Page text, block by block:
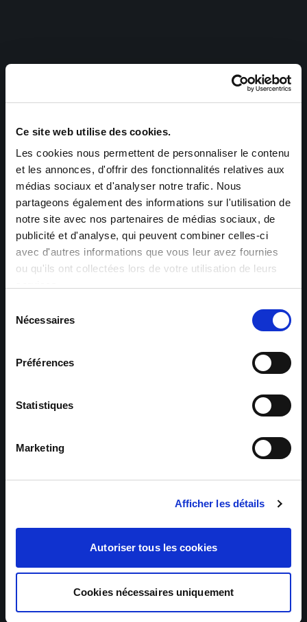
Ce site web utilise des cookies.
Les cookies nous permettent de personnaliser le contenu
et les annonces, d'offrir des fonctionnalités relatives aux
médias sociaux et d'analyser notre trafic. Nous
partageons également des informations sur l'utilisation de
notre site avec nos partenaires de médias sociaux, de
publicité et d'analyse, qui peuvent combiner celles-ci
avec d'autres informations que vous leur avez fournies
ou qu'ils ont collectées lors de votre utilisation de leurs
Nécessaires
Préférences
Statistiques
Marketing
Afficher les détails
Autoriser tous les cookies
Cookies nécessaires uniquement